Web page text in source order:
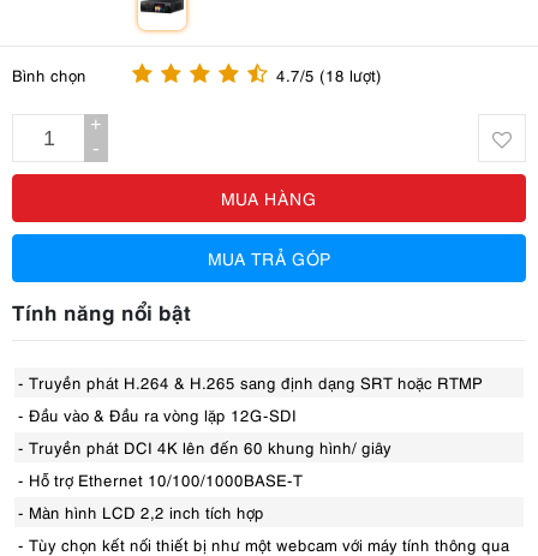
Bình chọn 4.7/5 (18 lượt)
+
-
MUA HÀNG
MUA TRẢ GÓP
Tính năng nổi bật
- Truyền phát H.264 & H.265 sang định dạng SRT hoặc RTMP
- Đầu vào & Đầu ra vòng lặp 12G-SDI
- Truyền phát DCI 4K lên đến 60 khung hình/ giây
- Hỗ trợ Ethernet 10/100/1000BASE-T
- Màn hình LCD 2,2 inch tích hợp
- Tùy chọn kết nối thiết bị như một webcam với máy tính thông qua